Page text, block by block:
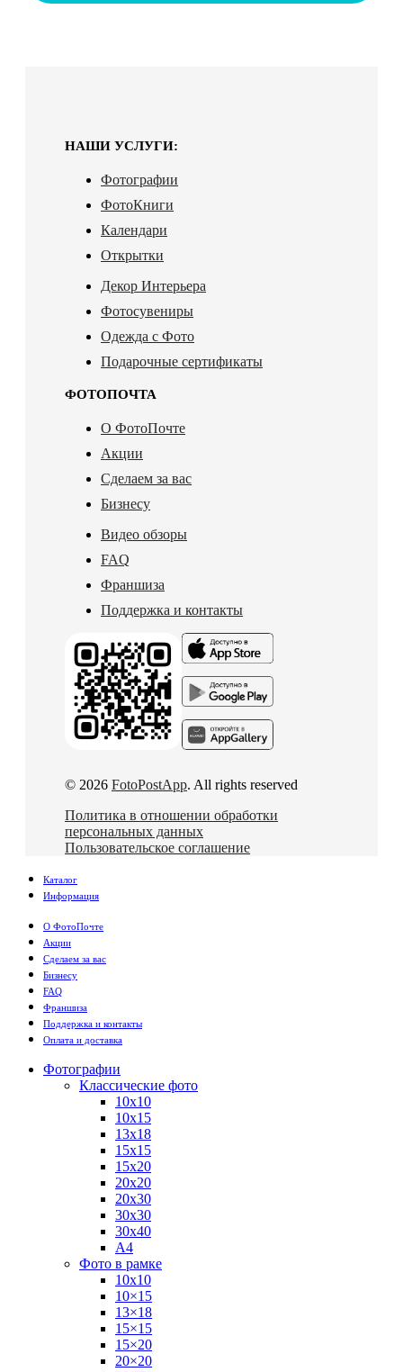
НАШИ УСЛУГИ:
Фотографии
ФотоКниги
Календари
Открытки
Декор Интерьера
Фотосувениры
Одежда с Фото
Подарочные сертификаты
ФОТОПОЧТА
О ФотоПочте
Акции
Сделаем за вас
Бизнесу
Видео обзоры
FAQ
Франшиза
Поддержка и контакты
© 2026 FotoPostApp. All rights reserved
Политика в отношении обработки
персональных данных
Пользовательское соглашение
Каталог
Информация
О ФотоПочте
Акции
Сделаем за вас
Бизнесу
FAQ
Франшиза
Поддержка и контакты
Оплата и доставка
Фотографии
Классические фото
10х10
10х15
13х18
15х15
15х20
20х20
20х30
30х30
30х40
А4
Фото в рамке
10х10
10×15
13×18
15×15
15×20
20×20